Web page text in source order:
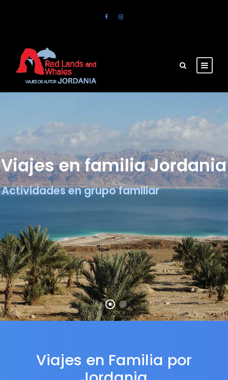
Viajes en familia Jordania
Actividades en grupo familiar
Viajes en Familia por